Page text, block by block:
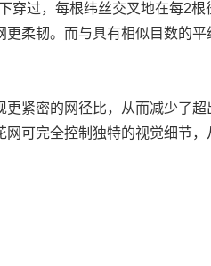
过，每根纬丝交叉地在每2根
更柔韧。而与具有相似目数的
紧密的网径比，从而减少了超
可完全控制独特的视觉细节，